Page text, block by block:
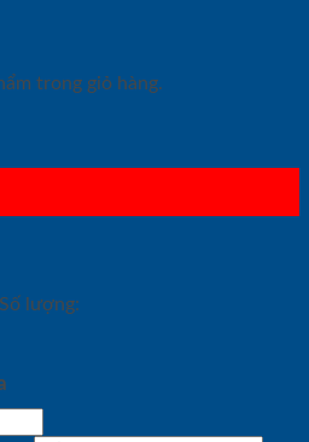
trong giỏ hàng.
Số lượng: